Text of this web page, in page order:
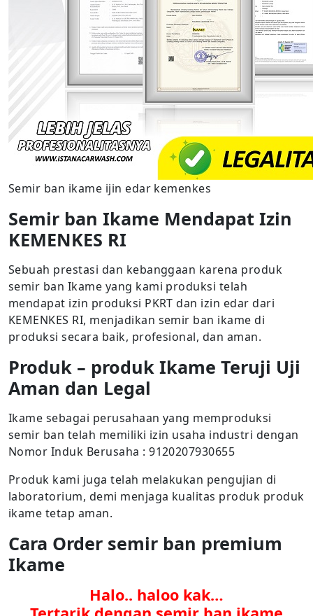
Semir ban ikame ijin edar kemenkes
Semir ban Ikame Mendapat Izin
KEMENKES RI
Sebuah prestasi dan kebanggaan karena produk
semir ban Ikame yang kami produksi telah
mendapat izin produksi PKRT dan izin edar dari
KEMENKES RI, menjadikan semir ban ikame di
produksi secara baik, profesional, dan aman.
Produk – produk Ikame Teruji Uji
Aman dan Legal
Ikame sebagai perusahaan yang memproduksi
semir ban telah memiliki izin usaha industri dengan
Nomor Induk Berusaha : 9120207930655
Produk kami juga telah melakukan pengujian di
laboratorium, demi menjaga kualitas produk produk
ikame tetap aman.
Cara Order semir ban premium
Ikame
Halo.. haloo kak…